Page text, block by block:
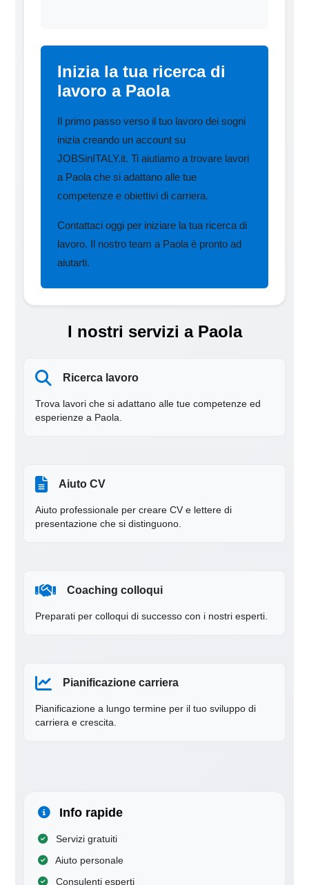
Inizia la tua ricerca di
lavoro a Paola
Il primo passo verso il tuo lavoro dei sogni
inizia creando un account su
JOBSinITALY.it. Ti aiutiamo a trovare lavori
a Paola che si adattano alle tue
competenze e obiettivi di carriera.
Contattaci oggi per iniziare la tua ricerca di
lavoro. Il nostro team a Paola è pronto ad
aiutarti.
I nostri servizi a Paola
Ricerca lavoro
Trova lavori che si adattano alle tue competenze ed
esperienze a Paola.
Aiuto CV
Aiuto professionale per creare CV e lettere di
presentazione che si distinguono.
Coaching colloqui
Preparati per colloqui di successo con i nostri esperti.
Pianificazione carriera
Pianificazione a lungo termine per il tuo sviluppo di
carriera e crescita.
Info rapide
Servizi gratuiti
Aiuto personale
Consulenti esperti